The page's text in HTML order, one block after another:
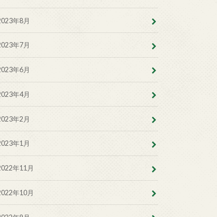
年8月
年7月
年6月
年4月
年2月
年1月
年11月
年10月